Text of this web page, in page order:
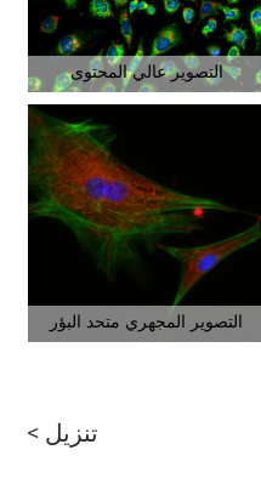
التصوير عالي المحتوى
التصوير المجهري متحد البؤر
تنزيل >